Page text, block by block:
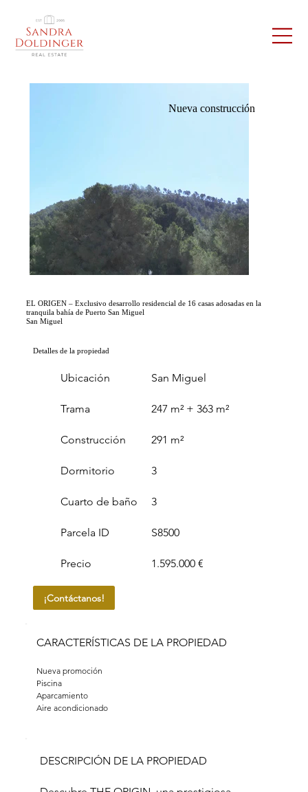
Nueva construcción
EL ORIGEN – Exclusivo desarrollo residencial de 16 casas adosadas en la
tranquila bahía de Puerto San Miguel
San Miguel
Detalles de la propiedad
Ubicación
Trama
Construcción
San Miguel
247 m² + 363 m²
291 m²
Dormitorio
Cuarto de baño
3
3
Parcela ID
Precio
S8500
1.595.000 €
¡Contáctanos!
CARACTERÍSTICAS DE LA PROPIEDAD
Nueva promoción
Piscina
Aparcamiento
Aire acondicionado
DESCRIPCIÓN DE LA PROPIEDAD